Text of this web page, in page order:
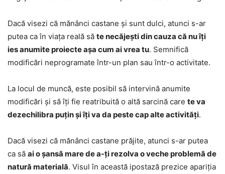
Dacă visezi că mănânci castane și sunt dulci, atunci s-ar
putea ca în viața reală să te necăjești din cauza că nu îți
ies anumite proiecte așa cum ai vrea tu. Semnifică
modificări neprogramate într-un plan sau într-o activitate.
La locul de muncă, este posibil să intervină anumite
modificări și să îți fie reatribuită o altă sarcină care te va
dezechilibra puțin și îți va da peste cap alte activități.
Dacă visezi că mănânci castane prăjite, atunci s-ar putea
ca să ai o șansă mare de a-ți rezolva o veche problemă de
natură materială. Visul în această ipostază prezice apariția